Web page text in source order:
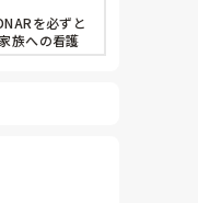
を必ずと
族への看護